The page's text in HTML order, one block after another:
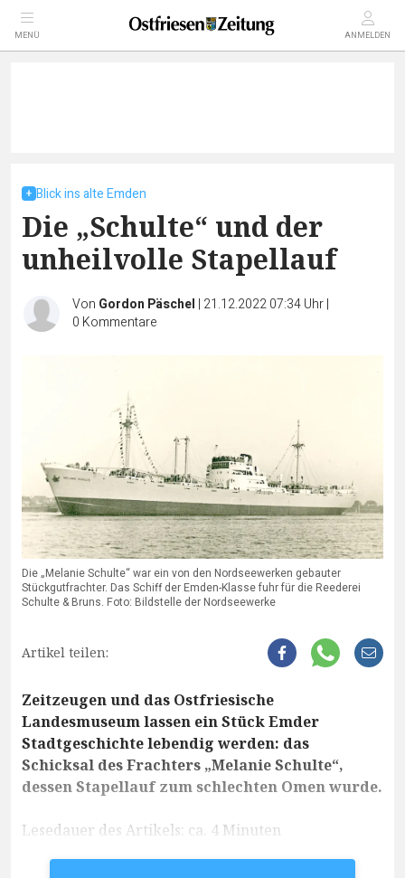
MENÜ ANMELDEN
Blick ins alte Emden
Die „Schulte“ und der
unheilvolle Stapellauf
Von Gordon Päschel | 21.12.2022 07:34 Uhr|
0 Kommentare
Die „Melanie Schulte“ war ein von den Nordseewerken gebauter
Stückgutfrachter. Das Schiff der Emden-Klasse fuhr für die Reederei
Schulte & Bruns. Foto: Bildstelle der Nordseewerke
Artikel teilen:
Zeitzeugen und das Ostfriesische
Landesmuseum lassen ein Stück Emder
Stadtgeschichte lebendig werden: das
Schicksal des Frachters „Melanie Schulte“,
dessen Stapellauf zum schlechten Omen wurde.
Lesedauer des Artikels: ca. 4 Minuten